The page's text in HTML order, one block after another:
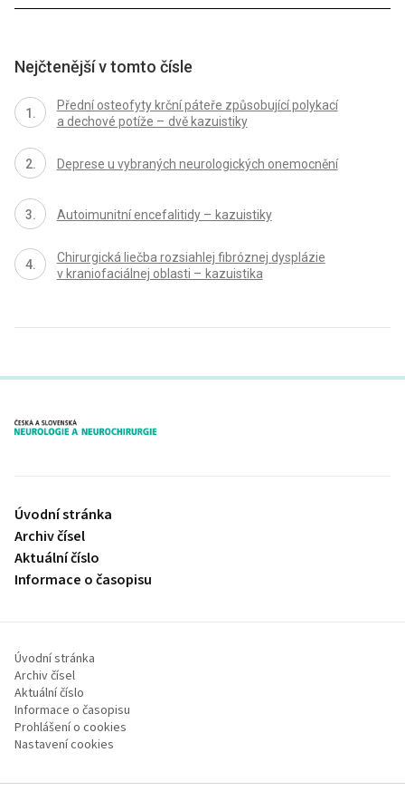
Nejčtenější v tomto čísle
Přední osteofyty krční páteře způsobující polykací
a dechové potíže – dvě kazuistiky
Deprese u vybraných neurologických onemocnění
Autoimunitní encefalitidy – kazuistiky
Chirurgická liečba rozsiahlej fibróznej dysplázie
v kraniofaciálnej oblasti – kazuistika
proLékaře.cz
Úvodní stránka
Archiv čísel
Aktuální číslo
Informace o časopisu
Úvodní stránka
Archiv čísel
Aktuální číslo
Informace o časopisu
Prohlášení o cookies
Nastavení cookies